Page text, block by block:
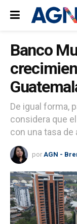
Banco
De igual forma,
considera que
con una tasa de
por AGN -